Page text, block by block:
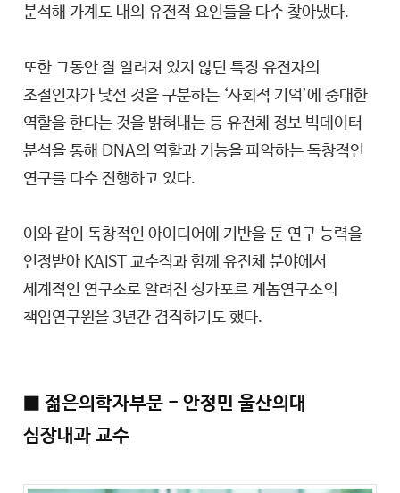
분석해 가계도 내의 유전적 요인들을 다수 찾아냈다.
또한 그동안 잘 알려져 있지 않던 특정 유전자의
조절인자가 낯선 것을 구분하는 ‘사회적 기억’에 중대한
역할을 한다는 것을 밝혀내는 등 유전체 정보 빅데이터
분석을 통해 DNA의 역할과 기능을 파악하는 독창적인
연구를 다수 진행하고 있다.
이와 같이 독창적인 아이디어에 기반을 둔 연구 능력을
인정받아 KAIST 교수직과 함께 유전체 분야에서
세계적인 연구소로 알려진 싱가포르 게놈연구소의
책임연구원을 3년간 겸직하기도 했다.
■ 젊은의학자부문 - 안정민 울산의대
심장내과 교수